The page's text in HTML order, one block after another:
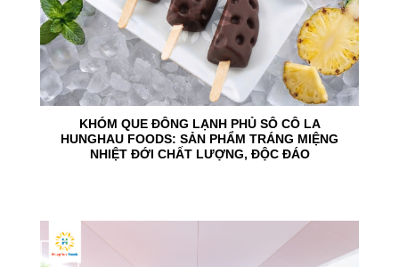
KHÓM QUE ĐÔNG LẠNH PHỦ SÔ CÔ LA
HUNGHAU FOODS: SẢN PHẨM TRÁNG MIỆNG
NHIỆT ĐỚI CHẤT LƯỢNG, ĐỘC ĐÁO
24